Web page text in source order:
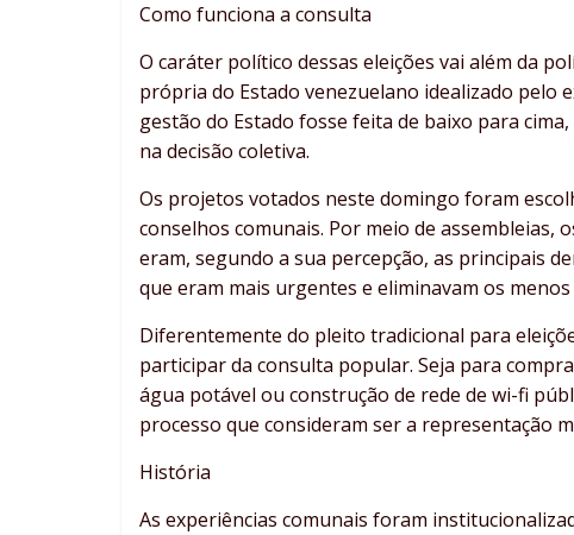
Como funciona a consulta
O caráter político dessas eleições vai além da
própria do Estado venezuelano idealizado pelo
gestão do Estado fosse feita de baixo para
na decisão coletiva.
Os projetos votados neste domingo foram
conselhos comunais. Por meio de
eram, segundo a sua percepção, as principais
que eram mais urgentes e eliminavam os
Diferentemente do pleito tradicional para
participar da consulta popular. Seja para
água potável ou construção de rede de wi-fi
processo que consideram ser a representação
História
As experiências comunais foram